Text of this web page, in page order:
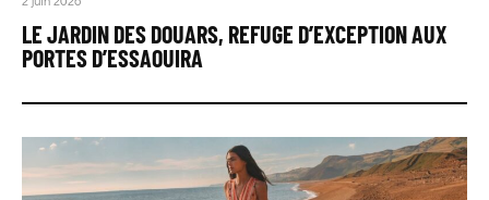
LE JARDIN DES DOUARS, REFUGE D’EXCEPTION AUX
PORTES D’ESSAOUIRA